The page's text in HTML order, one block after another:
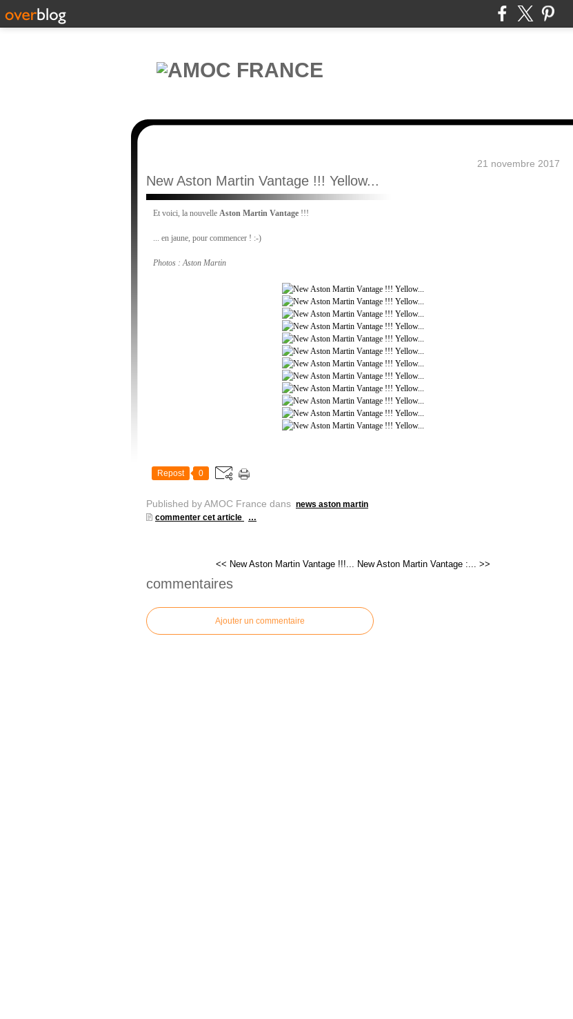
21 novembre 2017
New Aston Martin Vantage !!! Yellow...
Et voici, la nouvelle Aston Martin Vantage !!!
... en jaune, pour commencer ! :-)
Photos : Aston Martin
Repost 0
Published by AMOC France dans news aston martin
commenter cet article
…
<< New Aston Martin Vantage !!!... New Aston Martin Vantage :... >>
commentaires
Ajouter un commentaire